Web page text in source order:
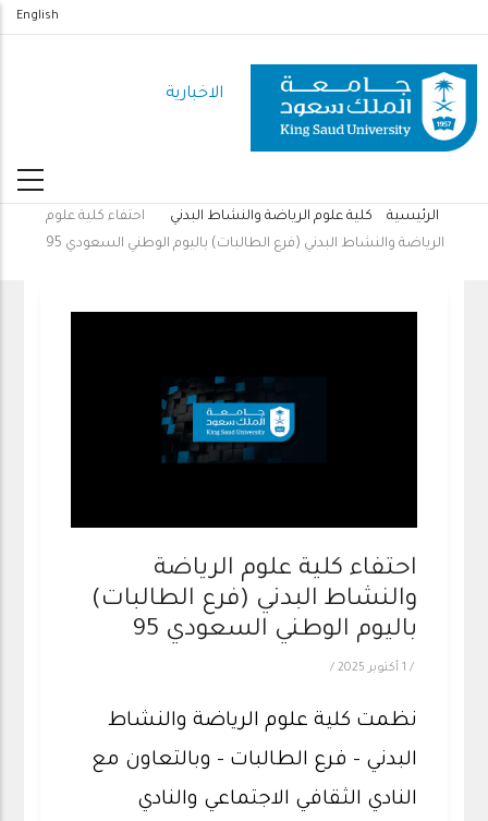
المحتوى
الرئيسي
English
الاخبارية
مسار
الرئيسية كلية علوم الرياضة والنشاط البدني
احتفاء كلية علوم
الرياضة والنشاط البدني (فرع الطالبات) باليوم الوطني السعودي 95
احتفاء كلية علوم الرياضة
والنشاط البدني (فرع الطالبات)
باليوم الوطني السعودي 95
/ 1 أكتوبر 2025 /
نظمت كلية علوم الرياضة والنشاط
البدني - فرع الطالبات - وبالتعاون مع
النادي الثقافي الاجتماعي والنادي